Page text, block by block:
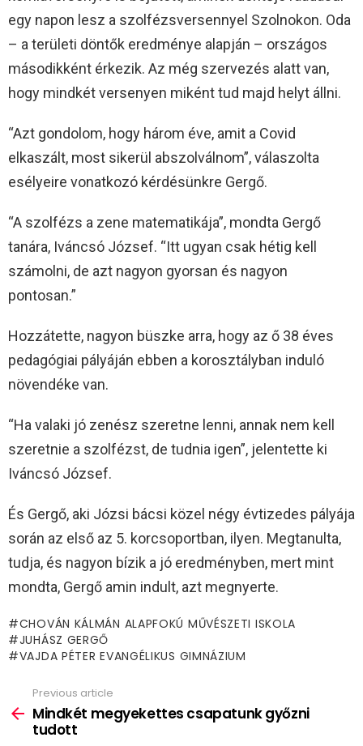
egy napon lesz a szolfézsversennyel Szolnokon. Oda
– a területi döntők eredménye alapján – országos
másodikként érkezik. Az még szervezés alatt van,
hogy mindkét versenyen miként tud majd helyt állni.
“Azt gondolom, hogy három éve, amit a Covid
elkaszált, most sikerül abszolválnom”, válaszolta
esélyeire vonatkozó kérdésünkre Gergő.
“A szolfézs a zene matematikája”, mondta Gergő
tanára, Iváncsó József. “Itt ugyan csak hétig kell
számolni, de azt nagyon gyorsan és nagyon
pontosan.”
Hozzátette, nagyon büszke arra, hogy az ő 38 éves
pedagógiai pályáján ebben a korosztályban induló
növendéke van.
“Ha valaki jó zenész szeretne lenni, annak nem kell
szeretnie a szolfézst, de tudnia igen”, jelentette ki
Iváncsó József.
És Gergő, aki Józsi bácsi közel négy évtizedes pályája
során az első az 5. korcsoportban, ilyen. Megtanulta,
tudja, és nagyon bízik a jó eredményben, mert mint
mondta, Gergő amin indult, azt megnyerte.
CHOVÁN KÁLMÁN ALAPFOKÚ MŰVÉSZETI ISKOLA
JUHÁSZ GERGŐ
VAJDA PÉTER EVANGÉLIKUS GIMNÁZIUM
more
Previous article
Mindkét megyekettes csapatunk győzni
tudott